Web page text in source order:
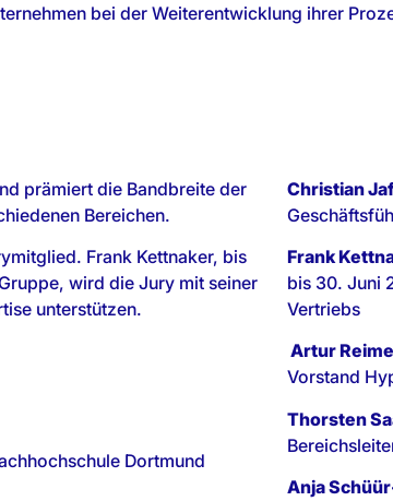
bei der Weiterentwicklung ihrer
prämiert die Bandbreite der
Bereichen.
Frank Kettnaker, bis
wird die Jury mit seiner
unterstützen.
Dortmund
Christian
Frank
bis 30. Juni
Vertriebs
Artur
Vorstand
Thorsten
Anja